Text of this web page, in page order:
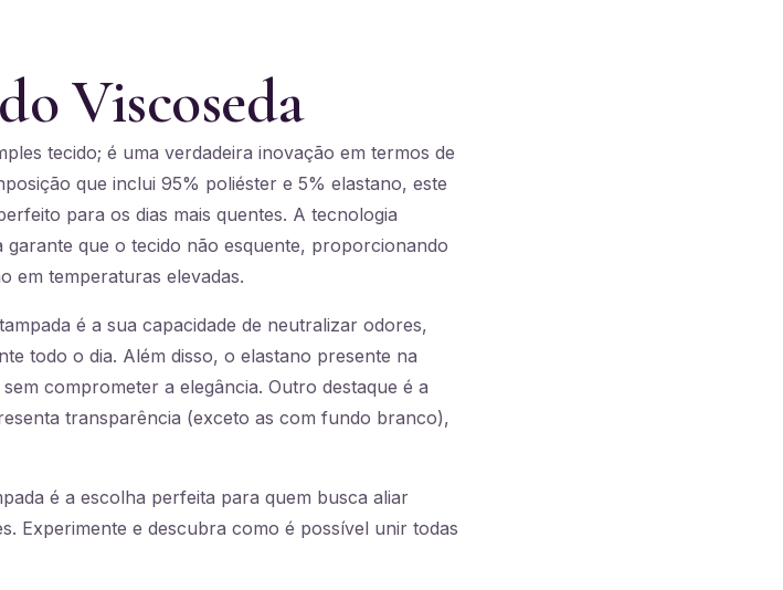
Viscoseda
tecido; é uma verdadeira inovação em termos de
que inclui 95% poliéster e 5% elastano, este
para os dias mais quentes. A tecnologia
que o tecido não esquente, proporcionando
em temperaturas elevadas.
é a sua capacidade de neutralizar odores,
todo o dia. Além disso, o elastano presente na
comprometer a elegância. Outro destaque é a
transparência (exceto as com fundo branco),
é a escolha perfeita para quem busca aliar
Experimente e descubra como é possível unir todas